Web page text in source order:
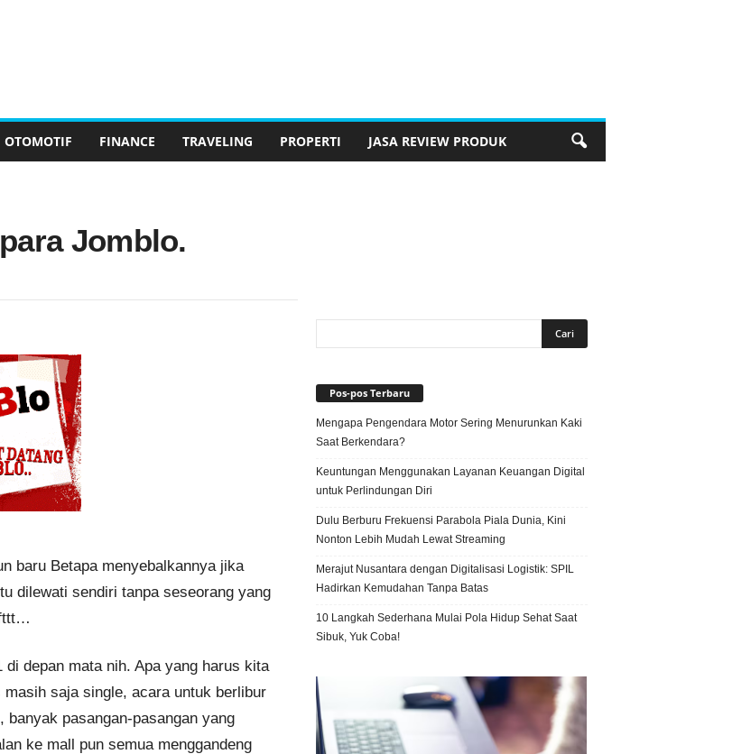
OTOMOTIF FINANCE TRAVELING PROPERTI JASA REVIEW PRODUK
Jomblo.
baru Betapa menyebalkannya jika
dilewati sendiri tanpa seseorang yang
di depan mata nih. Apa yang harus kita
masih saja single, acara untuk berlibur
pasangan-pasangan yang
ke mall pun semua menggandeng
Pos-pos Terbaru
Mengapa Pengendara Motor Sering Menurunkan Kaki
Saat Berkendara?
Keuntungan Menggunakan Layanan Keuangan Digital
untuk Perlindungan Diri
Dulu Berburu Frekuensi Parabola Piala Dunia, Kini
Nonton Lebih Mudah Lewat Streaming
Merajut Nusantara dengan Digitalisasi Logistik: SPIL
Hadirkan Kemudahan Tanpa Batas
10 Langkah Sederhana Mulai Pola Hidup Sehat Saat
Sibuk, Yuk Coba!